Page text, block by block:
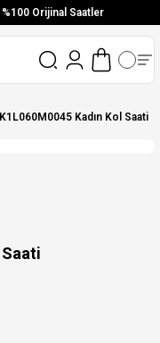
Orijinal Saatler
Kadın Kol Saati
Saati